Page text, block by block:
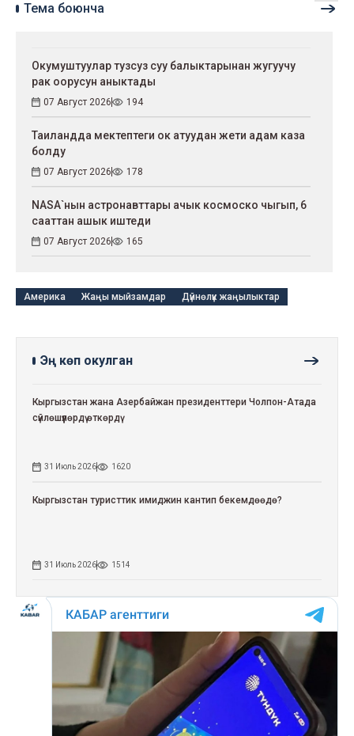
Тема боюнча
Окумуштуулар тузсуз суу балыктарынан жугуучу
рак оорусун аныктады
07 Август 2026 194
Таиландда мектептеги ок атуудан жети адам каза
болду
07 Август 2026 178
NASA`нын астронавттары ачык космоско чыгып, 6
сааттан ашык иштеди
07 Август 2026 165
Америка Жаңы мыйзамдар Дүйнөлүк жаңылыктар
Эң көп окулган
Кыргызстан жана Азербайжан президенттери Чолпон-Атада
сүйлөшүүлөрдү өткөрдү
31 Июль 2026 1620
Кыргызстан туристтик имиджин кантип бекемдөөдө?
31 Июль 2026 1514